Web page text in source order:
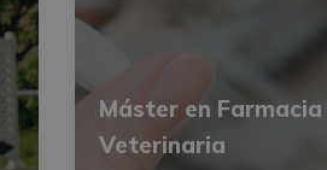
Máster en Farmacia
Veterinaria